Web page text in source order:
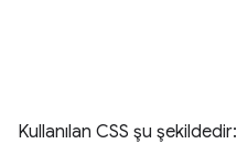
Kullanılan CSS şu şekildedir: